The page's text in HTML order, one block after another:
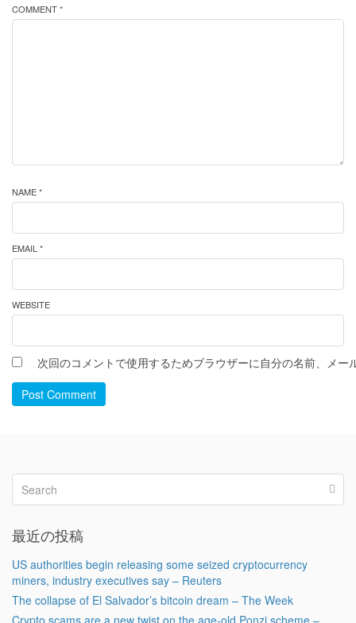
COMMENT *
NAME *
EMAIL *
WEBSITE
次回のコメントで使用するためブラウザーに自分の名前、メー
Post Comment
最近の投稿
US authorities begin releasing some seized cryptocurrency
miners, industry executives say – Reuters
The collapse of El Salvador’s bitcoin dream – The Week
Crypto scams are a new twist on the age-old Ponzi scheme –